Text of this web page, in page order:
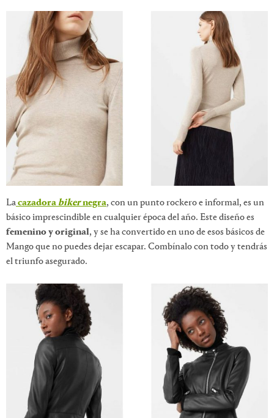
Lacazadora bikernegra, con un punto rockero e informal, es un
básico imprescindible en cualquier época del año. Este diseño es
femenino y original, y se ha convertido en uno de esos básicos de
Mango que no puedes dejar escapar. Combínalo con todo y tendrás
el triunfo asegurado.